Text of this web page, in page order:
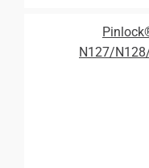
N127/